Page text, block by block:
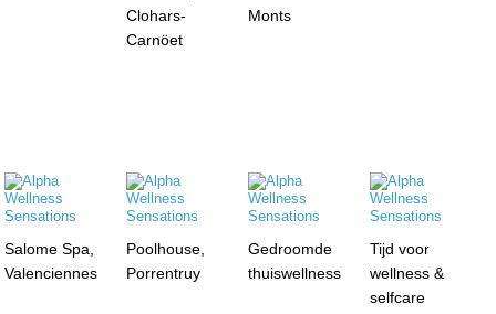
Clohars-
Carnöet
Monts
Salome Spa,
Valenciennes
Poolhouse,
Porrentruy
Gedroomde
thuiswellness
Tijd voor
wellness &
selfcare